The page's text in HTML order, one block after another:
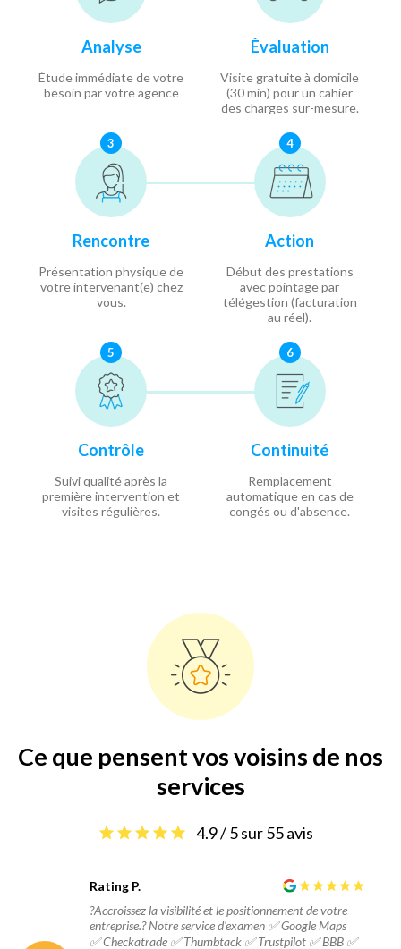
Analyse
Étude immédiate de votre
besoin par votre agence
Évaluation
Visite gratuite à domicile
(30 min) pour un cahier
des charges sur-mesure.
3
Rencontre
Présentation physique de
votre intervenant(e) chez
vous.
4
Action
Début des prestations
avec pointage par
télégestion (facturation
au réel).
5
Contrôle
Suivi qualité après la
première intervention et
visites régulières.
6
Continuité
Remplacement
automatique en cas de
congés ou d'absence.
Ce que pensent vos voisins de nos
services
4.9 / 5 sur 55 avis
Rating P.
?Accroissez la visibilité et le positionnement de votre
entreprise.? Notre service d'examen ✅ Google Maps
✅ Checkatrade ✅ Thumbtack ✅ Trustpilot ✅ BBB ✅